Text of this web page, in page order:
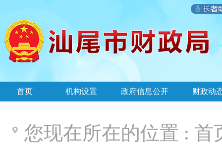
首页 机构设置 政府信息公开 财政动
您现在所在的位置 : 首